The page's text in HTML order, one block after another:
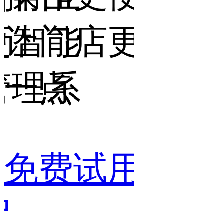
省力
让生意更好
点
免费试用